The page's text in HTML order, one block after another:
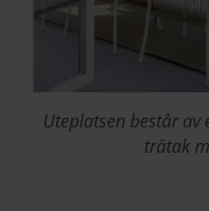
Uteplatsen består
trätak